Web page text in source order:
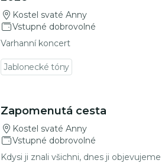
Kostel svaté Anny
Vstupné dobrovolné
Varhanní koncert
Jablonecké tóny
Zapomenutá cesta
Kostel svaté Anny
Vstupné dobrovolné
Kdysi ji znali všichni, dnes ji objevujeme